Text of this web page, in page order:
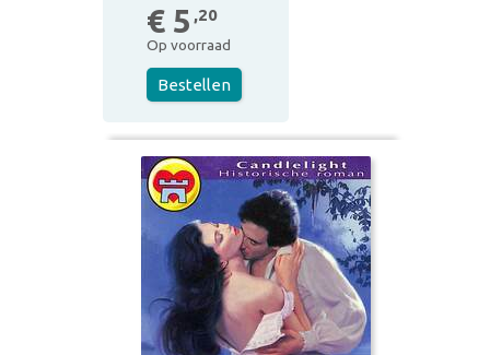
€ 5 ,20
Op voorraad
Bestellen